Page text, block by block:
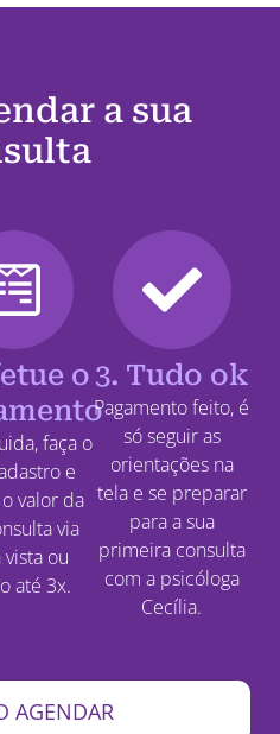
a sua
o
faça o
e
valor da
via
vista ou
até 3x.
3. Tudo ok
Pagamento feito, é
só seguir as
orientações na
tela e se preparar
para a sua
primeira consulta
com a psicóloga
Cecília.
AGENDAR